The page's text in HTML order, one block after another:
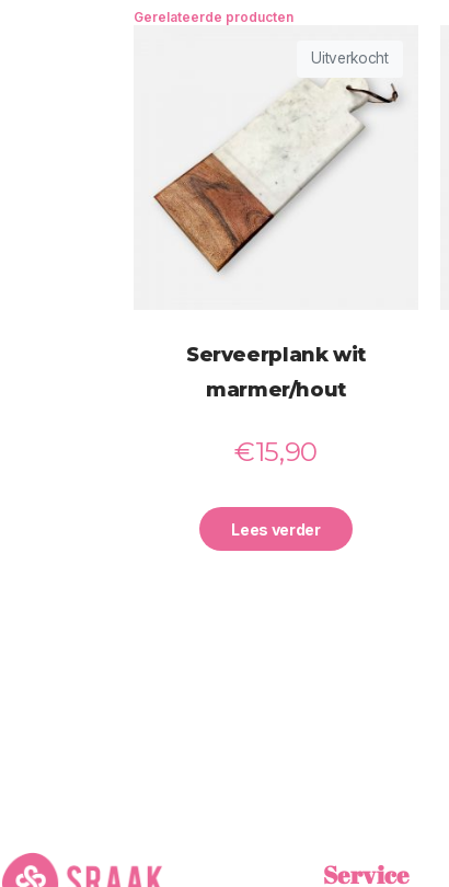
Gerelateerde producten
Uitverkocht
Serveerplank wit
marmer/hout
€15,90
Lees verder
Service